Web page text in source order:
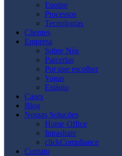
Equipe
Processos
Tecnologias
Clientes
Empresa
Sobre Nós
Parcerias
Por que escolher
Vagas
Estágio
Cases
Blog
Nossas Soluções
Home Office
Intrashare
clickCompliance
Contato